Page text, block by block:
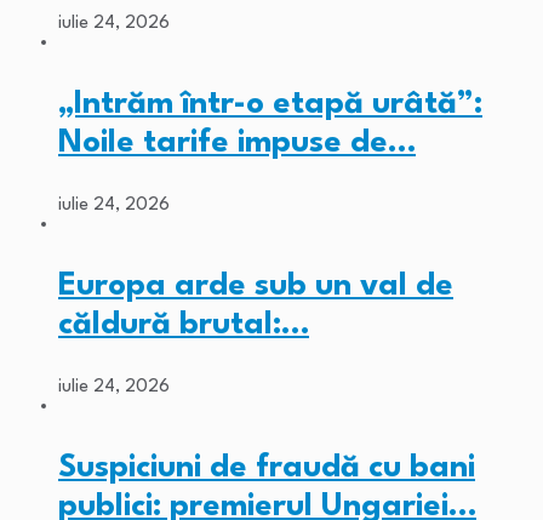
iulie 24, 2026
„Intrăm într-o etapă urâtă”:
Noile tarife impuse de…
iulie 24, 2026
Europa arde sub un val de
căldură brutal:…
iulie 24, 2026
Suspiciuni de fraudă cu bani
publici: premierul Ungariei…